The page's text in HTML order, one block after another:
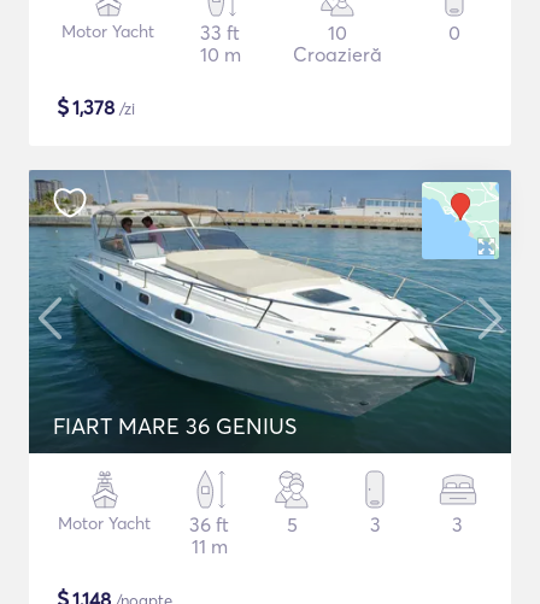
Motor Yacht
33 ft
10 m
10
Croazieră
0
$1,378 /zi
FIART MARE 36 GENIUS
Motor Yacht
36 ft
11 m
5 3 3
1,148